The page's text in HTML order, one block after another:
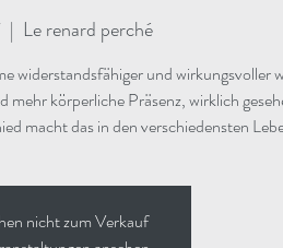
  |
Le renard perché
widerstandsfähiger und wirkungsvoller
mehr körperliche Präsenz, wirklich
nicht zum Verkauf